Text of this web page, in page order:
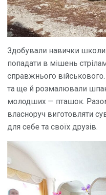
Здобували навички
попадати в мішень
справжнього
та ще й розмалювали
молодших — пташок.
власноруч виготовляти
для себе та своїх друзів.